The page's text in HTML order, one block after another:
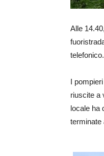
Alle
telefonico.
I
riuscite a
locale ha
terminate